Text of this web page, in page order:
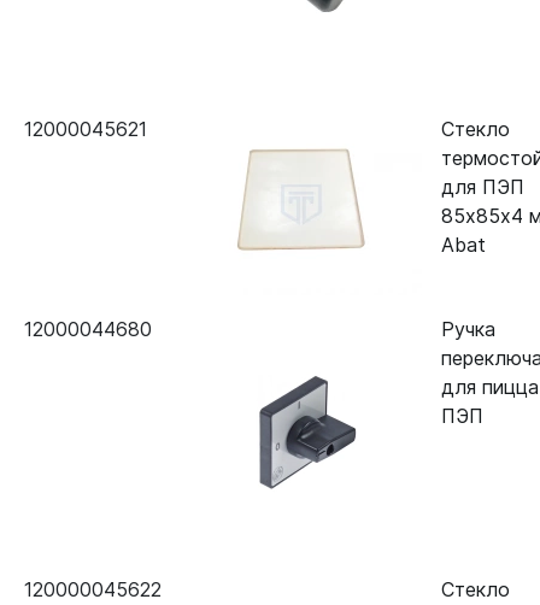
12000045621
Стекло
для ПЭП
85х85х4
Abat
12000044680
Ручка
для
ПЭП
120000045622
Стекло